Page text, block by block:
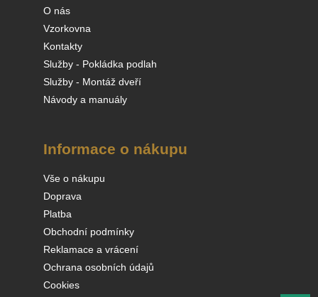
O nás
Vzorkovna
Kontakty
Služby - Pokládka podlah
Služby - Montáž dveří
Návody a manuály
Informace o nákupu
Vše o nákupu
Doprava
Platba
Obchodní podmínky
Reklamace a vrácení
Ochrana osobních údajů
Cookies